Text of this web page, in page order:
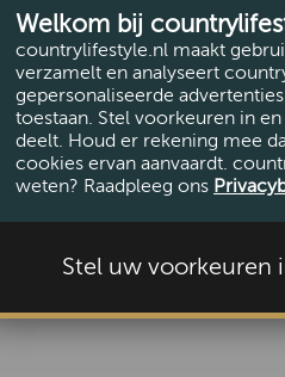
Welkom bij
countrylifestyle.nl maakt
verzamelt en analyseert
gepersonaliseerde
toestaan. Stel voorkeuren in
deelt. Houd er rekening mee
cookies ervan aanvaardt.
weten? Raadpleeg ons
Stel uw voorkeuren